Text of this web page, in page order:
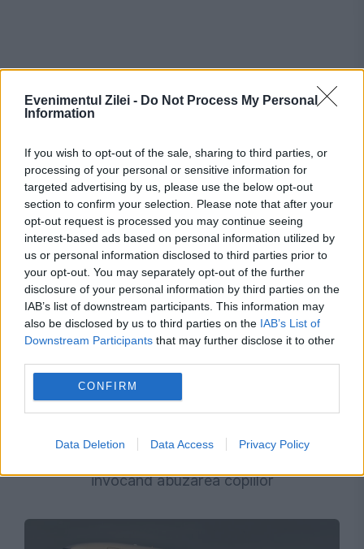
Evenimentul Zilei - Do Not Process My Personal
Information
If you wish to opt-out of the sale, sharing to third parties, or
processing of your personal or sensitive information for
targeted advertising by us, please use the below opt-out
section to confirm your selection. Please note that after your
opt-out request is processed you may continue seeing
interest-based ads based on personal information utilized by
us or personal information disclosed to third parties prior to
your opt-out. You may separately opt-out of the further
disclosure of your personal information by third parties on the
IAB’s list of downstream participants. This information may
also be disclosed by us to third parties on the IAB’s List of
Downstream Participants that may further disclose it to other
CONFIRM
Data Deletion Data Access Privacy Policy
Recomandările noastre
Șase procese cu fosta parteneră, ambii
invocând abuzarea copiilor